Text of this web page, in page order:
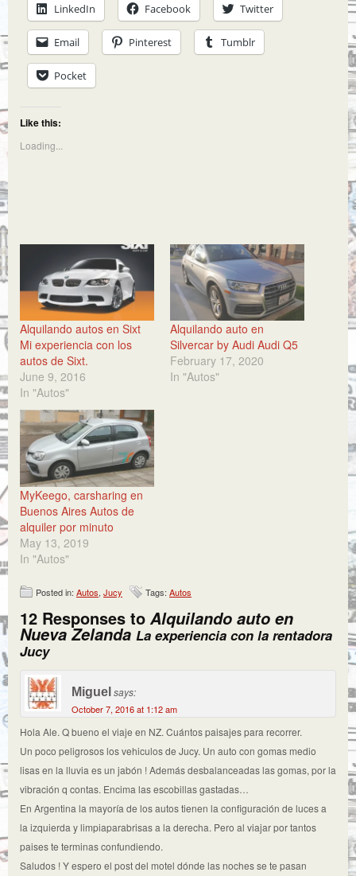
LinkedIn
Facebook Twitter
Email Pinterest Tumblr
Pocket
Like this:
Loading...
Alquilando autos en Sixt
Mi experiencia con los
autos de Sixt.
June 9, 2016
In "Autos"
Alquilando auto en
Silvercar by Audi Audi Q5
February 17, 2020
In "Autos"
MyKeego, carsharing en
Buenos Aires Autos de
alquiler por minuto
May 13, 2019
In "Autos"
Posted in: Autos, Jucy Tags: Autos
12 Responses to Alquilando auto en
Nueva Zelanda La experiencia con la rentadora
Jucy
Miguel says:
October 7, 2016 at 1:12 am
Hola Ale. Q bueno el viaje en NZ. Cuántos paisajes para recorrer.
Un poco peligrosos los vehiculos de Jucy. Un auto con gomas medio
lisas en la lluvia es un jabón ! Además desbalanceadas las gomas, por la
vibración q contas. Encima las escobillas gastadas…
En Argentina la mayoría de los autos tienen la configuración de luces a
la izquierda y limpiaparabrisas a la derecha. Pero al viajar por tantos
paises te terminas confundiendo.
Saludos ! Y espero el post del motel dónde las noches se te pasan